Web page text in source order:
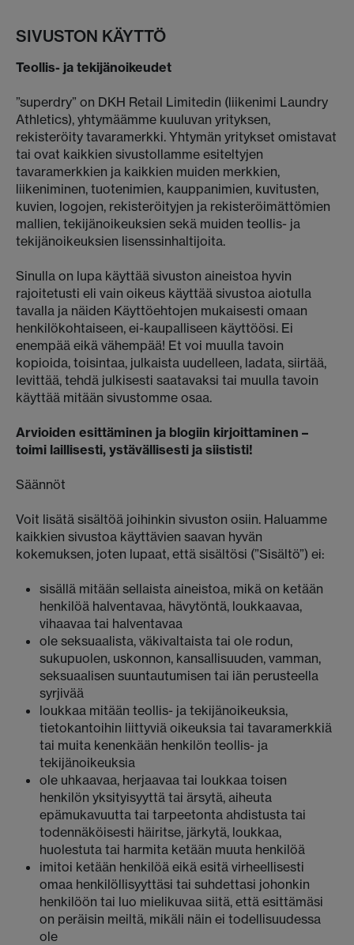
SIVUSTON KÄYTTÖ
Teollis- ja tekijänoikeudet
”superdry” on DKH Retail Limitedin (liikenimi Laundry
Athletics), yhtymäämme kuuluvan yrityksen,
rekisteröity tavaramerkki. Yhtymän yritykset omistavat
tai ovat kaikkien sivustollamme esiteltyjen
tavaramerkkien ja kaikkien muiden merkkien,
liikeniminen, tuotenimien, kauppanimien, kuvitusten,
kuvien, logojen, rekisteröityjen ja rekisteröimättömien
mallien, tekijänoikeuksien sekä muiden teollis- ja
tekijänoikeuksien lisenssinhaltijoita.
Sinulla on lupa käyttää sivuston aineistoa hyvin
rajoitetusti eli vain oikeus käyttää sivustoa aiotulla
tavalla ja näiden Käyttöehtojen mukaisesti omaan
henkilökohtaiseen, ei-kaupalliseen käyttöösi. Ei
enempää eikä vähempää! Et voi muulla tavoin
kopioida, toisintaa, julkaista uudelleen, ladata, siirtää,
levittää, tehdä julkisesti saatavaksi tai muulla tavoin
käyttää mitään sivustomme osaa.
Arvioiden esittäminen ja blogiin kirjoittaminen –
toimi laillisesti, ystävällisesti ja siististi!
Säännöt
Voit lisätä sisältöä joihinkin sivuston osiin. Haluamme
kaikkien sivustoa käyttävien saavan hyvän
kokemuksen, joten lupaat, että sisältösi (”Sisältö”) ei:
sisällä mitään sellaista aineistoa, mikä on ketään
henkilöä halventavaa, hävytöntä, loukkaavaa,
vihaavaa tai halventavaa
ole seksuaalista, väkivaltaista tai ole rodun,
sukupuolen, uskonnon, kansallisuuden, vamman,
seksuaalisen suuntautumisen tai iän perusteella
syrjivää
loukkaa mitään teollis- ja tekijänoikeuksia,
tietokantoihin liittyviä oikeuksia tai tavaramerkkiä
tai muita kenenkään henkilön teollis- ja
tekijänoikeuksia
ole uhkaavaa, herjaavaa tai loukkaa toisen
henkilön yksityisyyttä tai ärsytä, aiheuta
epämukavuutta tai tarpeetonta ahdistusta tai
todennäköisesti häiritse, järkytä, loukkaa,
huolestuta tai harmita ketään muuta henkilöä
imitoi ketään henkilöä eikä esitä virheellisesti
omaa henkilöllisyyttäsi tai suhdettasi johonkin
henkilöön tai luo mielikuvaa siitä, että esittämäsi
on peräisin meiltä, mikäli näin ei todellisuudessa
ole